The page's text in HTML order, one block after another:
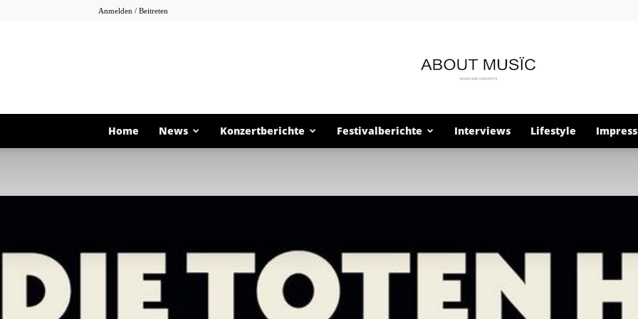
Anmelden / Beitreten
About
Home News Konzertberichte Festivalberichte Interviews Lifestyle